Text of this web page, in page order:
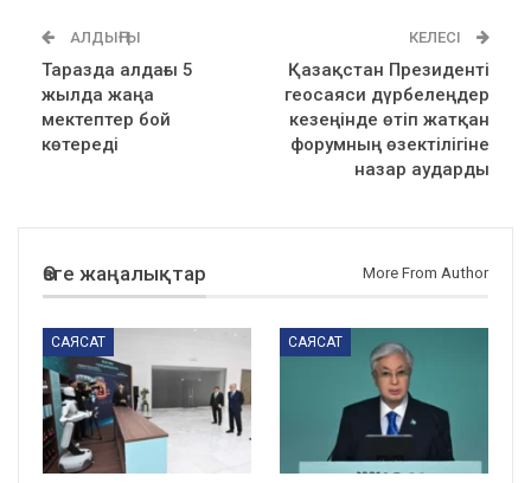
АЛДЫҢҒЫ
Таразда алдағы 5
жылда жаңа
мектептер бой
көтереді
КЕЛЕСІ
Қазақстан Президенті
геосаяси дүрбелеңдер
кезеңінде өтіп жатқан
форумның өзектілігіне
назар аударды
Өзге жаңалықтар More From Author
САЯСАТ САЯСАТ